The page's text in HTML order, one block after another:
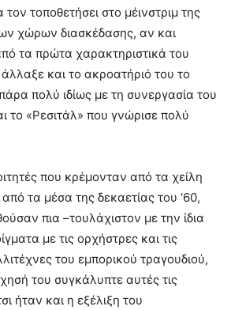
τοποθετήσει στο μέινστριμ της
χώρων διασκέδασης, αν και
τα πρώτα χαρακτηριστικά του
και το ακροατήριό του το
πολύ ιδίως με τη συνεργασία του
το «Ρεσιτάλ» που γνώρισε πολύ
που κρέμονταν από τα χείλη
τα μέσα της δεκαετίας του ‘60,
πια –τουλάχιστον με την ίδια
με τις ορχήστρες και τις
του εμπορικού τραγουδιού,
του συγκάλυπτε αυτές τις
ήταν και η εξέλιξη του